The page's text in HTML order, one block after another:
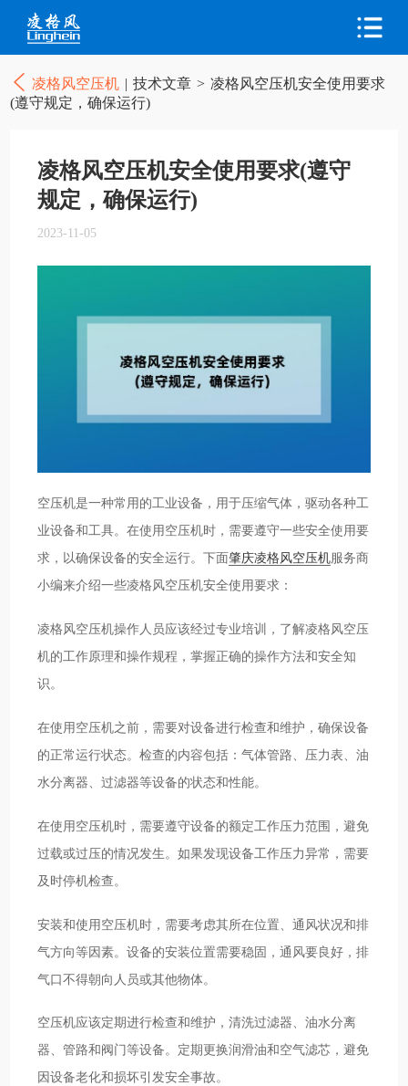
凌格风空压机 | 技术文章 > 凌格风空压机安全使用要求
(遵守规定，确保运行)
凌格风空压机安全使用要求(遵守
规定，确保运行)
2023-11-05
空压机是一种常用的工业设备，用于压缩气体，驱动各种工
业设备和工具。在使用空压机时，需要遵守一些安全使用要
求，以确保设备的安全运行。下面肇庆凌格风空压机服务商
小编来介绍一些凌格风空压机安全使用要求：
凌格风空压机操作人员应该经过专业培训，了解凌格风空压
机的工作原理和操作规程，掌握正确的操作方法和安全知
识。
在使用空压机之前，需要对设备进行检查和维护，确保设备
的正常运行状态。检查的内容包括：气体管路、压力表、油
水分离器、过滤器等设备的状态和性能。
在使用空压机时，需要遵守设备的额定工作压力范围，避免
过载或过压的情况发生。如果发现设备工作压力异常，需要
及时停机检查。
安装和使用空压机时，需要考虑其所在位置、通风状况和排
气方向等因素。设备的安装位置需要稳固，通风要良好，排
气口不得朝向人员或其他物体。
空压机应该定期进行检查和维护，清洗过滤器、油水分离
器、管路和阀门等设备。定期更换润滑油和空气滤芯，避免
因设备老化和损坏引发安全事故。